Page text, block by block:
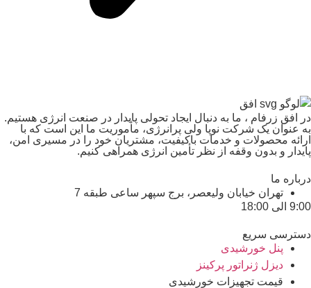
در افق زرفام ، ما به دنبال ایجاد تحولی پایدار در صنعت انرژی هستیم.
به عنوان یک شرکت نوپا ولی پرانرژی، مأموریت ما این است که با
ارائه محصولات و خدمات باکیفیت، مشتریان خود را در مسیری امن،
پایدار و بدون وقفه از نظر تأمین انرژی همراهی کنیم.
درباره ما
تهران خیابان ولیعصر، برج سپهر ساعی طبقه 7
9:00 الی 18:00
دسترسی سریع
پنل خورشیدی
دیزل ژنراتور پرکینز
قیمت تجهیزات خورشیدی